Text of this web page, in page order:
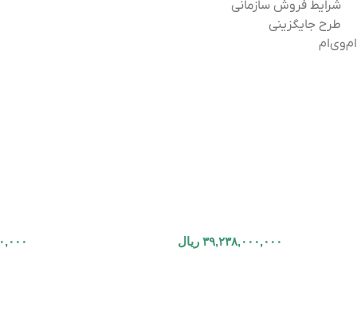
شرایط فروش سازمانی
طرح جایگزینی
ام‌وی‌ام
۳۹,۲۳۸,۰۰۰,۰۰۰ ریال